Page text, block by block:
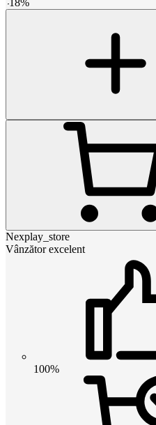
Nexplay_store
Vânzător excelent
100%